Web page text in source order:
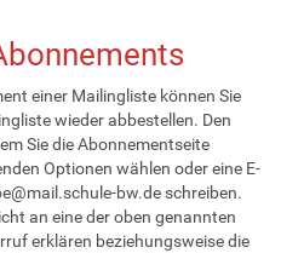
einer Mailingliste können Sie
wieder abbestellen. Den
Sie die Abonnementseite
Optionen wählen oder eine E-
bw.de schreiben.
an eine der oben genannten
erklären beziehungsweise die